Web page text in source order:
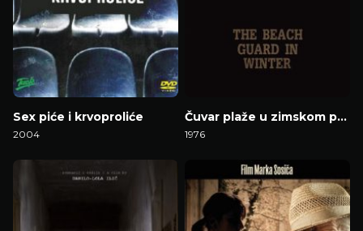
Sex piće i krvoproliće
2004
Čuvar plaže u zimskom periodu
1976